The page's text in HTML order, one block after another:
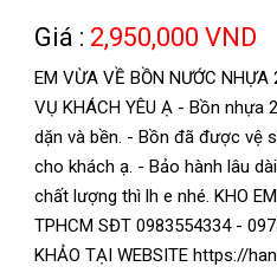
Giá : 2,950,000 VND
EM VỪA VỀ BỒN NƯỚC
VỤ KHÁCH YÊU Ạ - Bồn nhựa
dặn và bền. - Bồn đã được vệ
cho khách ạ. - Bảo hành lâu
chất lượng thì lh e nhé. KHO
TPHCM SĐT 0983554334 -
KHẢO TẠI WEBSITE https://